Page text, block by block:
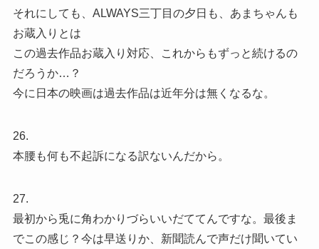
それにしても、ALWAYS三丁目の夕日も、あまちゃんも
お蔵入りとは
この過去作品お蔵入り対応、これからもずっと続けるの
だろうか…？
今に日本の映画は過去作品は近年分は無くなるな。
26.
本腰も何も不起訴になる訳ないんだから。
27.
最初から兎に角わかりづらいいだててんですな。最後ま
でこの感じ？今は早送りか、新聞読んで声だけ聞いてい